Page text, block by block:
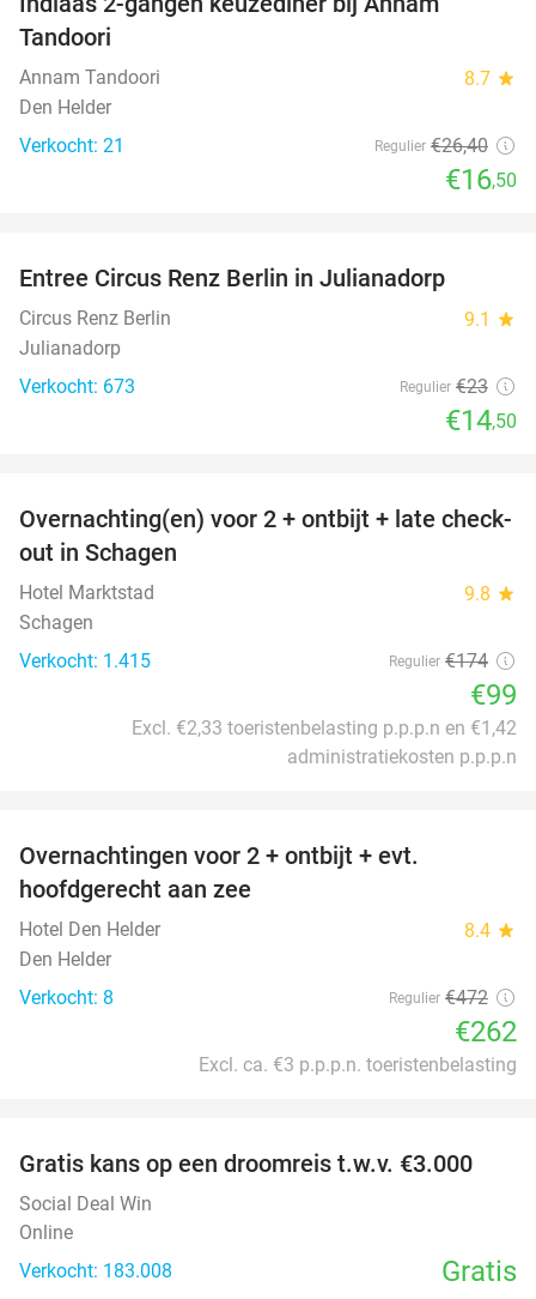
Tandoori
Annam Tandoori 8.7 star
Den Helder
Verkocht: 21
Regulier €26,40
€16,50
Entree Circus Renz Berlin in Julianadorp
Circus Renz Berlin 9.1 star
Julianadorp
Verkocht: 673
Regulier €23
€14,50
43%
Overnachting(en) voor 2 + ontbijt + late check-
out in Schagen
Hotel Marktstad 9.8 star
Schagen
Verkocht: 1.415
Regulier €174
€99
Excl. €2,33 toeristenbelasting p.p.p.n en €1,42
administratiekosten p.p.p.n
Overnachtingen voor 2 + ontbijt + evt.
hoofdgerecht aan zee
Hotel Den Helder 8.4 star
Den Helder
Verkocht: 8
Regulier €472
€262
Excl. ca. €3 p.p.p.n. toeristenbelasting
Gratis kans op een droomreis t.w.v. €3.000
Social Deal Win
Online
Verkocht: 183.008
Gratis